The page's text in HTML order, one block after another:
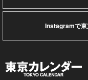
Instagramで東